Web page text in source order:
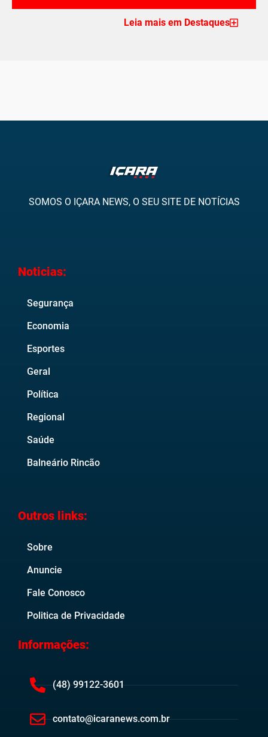
Leia mais em Destaques
SOMOS O IÇARA NEWS, O SEU SITE DE NOTÍCIAS
Noticias:
Segurança
Economia
Esportes
Geral
Política
Regional
Saúde
Balneário Rincão
Outros links:
Sobre
Anuncie
Fale Conosco
Politica de Privacidade
Informações:
(48) 99122-3601
contato@icaranews.com.br